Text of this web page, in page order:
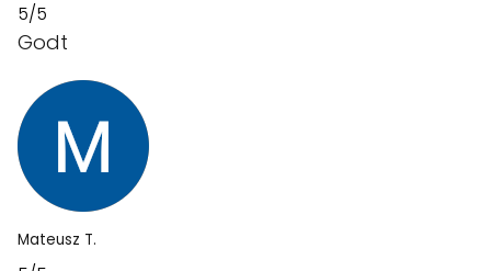
5/5
Godt
Mateusz T.